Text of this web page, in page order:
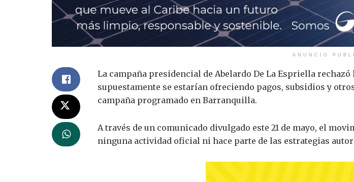
ANUNCIO
La campaña presidencial de Abelardo De La Espriella rechazó
supuestamente se estarían ofreciendo pagos, subsidios y
campaña programado en Barranquilla.
A través de un comunicado divulgado este 21 de mayo, el
ninguna actividad oficial ni hace parte de las estrategias